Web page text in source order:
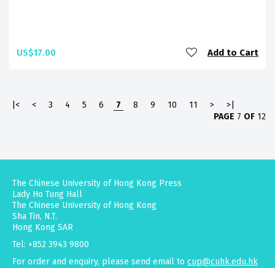
US$17.00 Add to Cart
|< < 3 4 5 6 7 8 9 10 11 >
>|
PAGE 7 OF 12
The Chinese University of Hong Kong Press
Lady Ho Tung Hall
The Chinese University of Hong Kong
Sha Tin, N.T.
Hong Kong SAR
Tel: +852 3943 9800
For order and enquiry, please send email to cup@cuhk.edu.hk